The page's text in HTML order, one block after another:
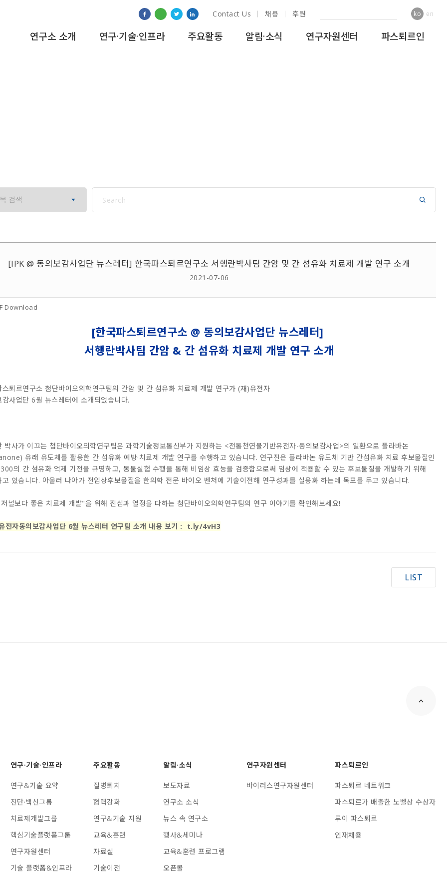
Contact Us 채용 후원 ko en
연구소 소개 연구·기술·인프라 주요활동 알림·소식 연구자원센터 파스퇴르인
[IPK @ 동의보감사업단 뉴스레터] 한국파스퇴르연구소 서행란박사팀 간암 및 간 섬유화 치료제 개발 연구 소개
2021-07-06
Download
[한국파스퇴르연구소 @ 동의보감사업단 뉴스레터]
서행란박사팀 간암 & 간 섬유화 치료제 개발 연구 소개
스퇴르연구소 첨단바이오의학연구팀의 간암 및 간 섬유화 치료제 개발 연구가 (재)유전자
감사업단 6월 뉴스레터에 소개되었습니다.
박사가 이끄는 첨단바이오의학연구팀은 과학기술정보통신부가 지원하는 <전통천연물기반유전자-동의보감사업>의 일환으로 플라바논
유래 유도체를 활용한 간 섬유화 예방·치료제 개발 연구를 수행하고 있습니다. 연구진은 플라바논 유도체 기반 간섬유화 치료 후보물질인
의 간 섬유화 억제 기전을 규명하고, 동물실험 수행을 통해 비임상 효능을 검증함으로써 임상에 적용할 수 있는 후보물질을 개발하기 위해
고 있습니다. 아울러 나아가 전임상후보물질을 한의학 전문 바이오 벤처에 기술이전해 연구성과를 실용화 하는데 목표를 두고 있습니다.
널보다 좋은 치료제 개발"을 위해 진심과 열정을 다하는 첨단바이오의학연구팀의 연구 이야기를 확인해보세요!
전자동의보감사업단 6월 뉴스레터 연구팀 소개 내용 보기 : t.ly/4vH3
LIST
연구·기술·인프라
연구&기술 요약
진단·백신그룹
치료제개발그룹
핵심기술플랫폼그룹
연구자원센터
기술 플랫폼&인프라
주요활동
질병퇴치
협력강화
연구&기술 지원
교육&훈련
자료실
기술이전
알림·소식
보도자료
연구소 소식
뉴스 속 연구소
행사&세미나
교육&훈련 프로그램
오픈콜
연구자원센터
바이러스연구자원센터
파스퇴르인
파스퇴르 네트워크
파스퇴르가 배출한 노벨상 수상자
루이 파스퇴르
인재채용